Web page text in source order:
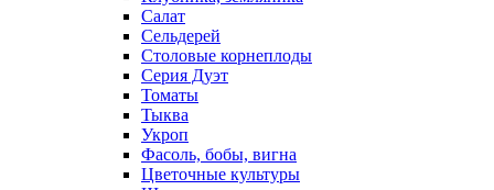
Салат
Сельдерей
Столовые корнеплоды
Серия Дуэт
Томаты
Тыква
Укроп
Фасоль, бобы, вигна
Цветочные культуры